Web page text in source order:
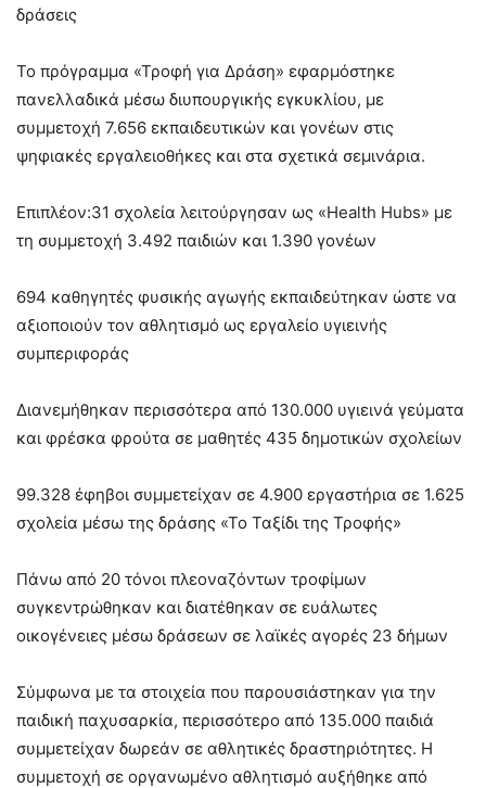
δράσεις
Το πρόγραμμα «Τροφή για Δράση» εφαρμόστηκε
πανελλαδικά μέσω διυπουργικής εγκυκλίου, με
συμμετοχή 7.656 εκπαιδευτικών και γονέων στις
ψηφιακές εργαλειοθήκες και στα σχετικά σεμινάρια.
Επιπλέον:31 σχολεία λειτούργησαν ως «Health Hubs» με
τη συμμετοχή 3.492 παιδιών και 1.390 γονέων
694 καθηγητές φυσικής αγωγής εκπαιδεύτηκαν ώστε να
αξιοποιούν τον αθλητισμό ως εργαλείο υγιεινής
συμπεριφοράς
Διανεμήθηκαν περισσότερα από 130.000 υγιεινά γεύματα
και φρέσκα φρούτα σε μαθητές 435 δημοτικών σχολείων
99.328 έφηβοι συμμετείχαν σε 4.900 εργαστήρια σε 1.625
σχολεία μέσω της δράσης «Το Ταξίδι της Τροφής»
Πάνω από 20 τόνοι πλεοναζόντων τροφίμων
συγκεντρώθηκαν και διατέθηκαν σε ευάλωτες
οικογένειες μέσω δράσεων σε λαϊκές αγορές 23 δήμων
Σύμφωνα με τα στοιχεία που παρουσιάστηκαν για την
παιδική παχυσαρκία, περισσότερο από 135.000 παιδιά
συμμετείχαν δωρεάν σε αθλητικές δραστηριότητες. Η
συμμετοχή σε οργανωμένο αθλητισμό αυξήθηκε από